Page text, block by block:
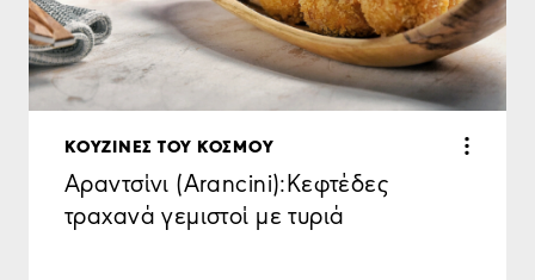
KΟΥΖΙΝΕΣ ΤΟΥ ΚΟΣΜΟΥ
Αραντσίνι (Arancini):Kεφτέδες
τραχανά γεμιστοί με τυριά